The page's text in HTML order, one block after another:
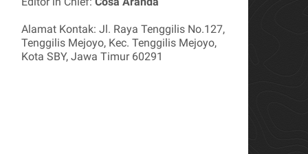
Alamat Kontak: Jl. Raya Tenggilis No.127,
Tenggilis Mejoyo, Kec. Tenggilis Mejoyo,
Kota SBY, Jawa Timur 60291